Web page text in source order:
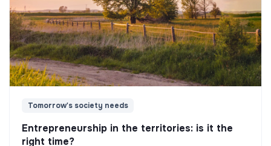
Tomorrow's society needs
Entrepreneurship in the territories: is it the
right time?